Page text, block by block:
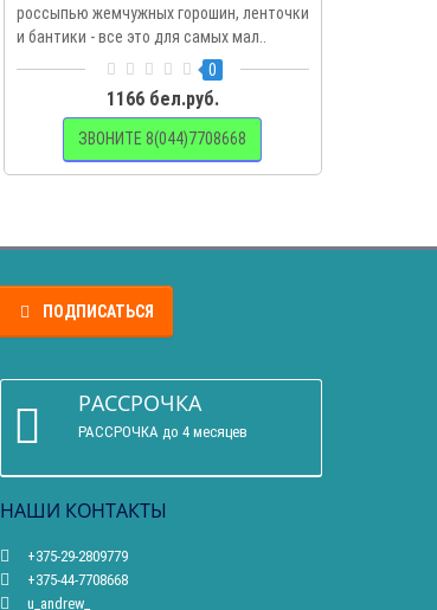
россыпью жемчужных горошин, ленточки
и бантики - все это для самых мал..
0
1166 бел.руб.
ЗВОНИТЕ 8(044)7708668
ПОДПИСАТЬСЯ
РАССРОЧКА
РАССРОЧКА до 4 месяцев
НАШИ КОНТАКТЫ
+375-29-2809779
+375-44-7708668
u_andrew_